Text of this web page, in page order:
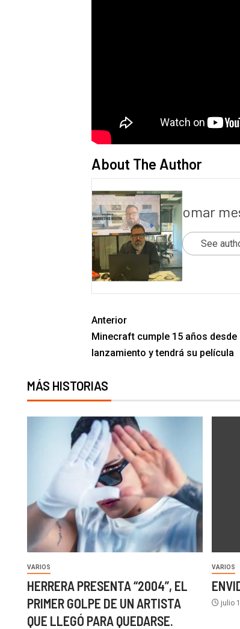
About The Author
omar
See
Anterior
Minecraft cumple 15 años desde
lanzamiento y tendrá su película
MÁS HISTORIAS
VARIOS
HERRERA PRESENTA “2004”, EL
PRIMER GOLPE DE UN ARTISTA
QUE LLEGÓ PARA QUEDARSE.
VARIOS
julio